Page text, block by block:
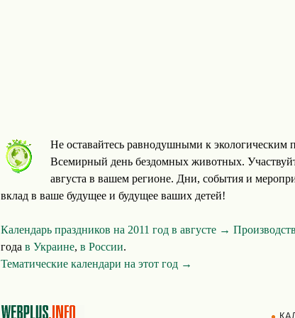
Не оставайтесь равнодушными к экологическим
Всемирный день бездомных животных.
августа в вашем регионе. Дни, события и
вклад в ваше будущее и будущее ваших детей!
Календарь праздников на 2011 год в августе →
года в Украине, в России.
Тематические календари на этот год →